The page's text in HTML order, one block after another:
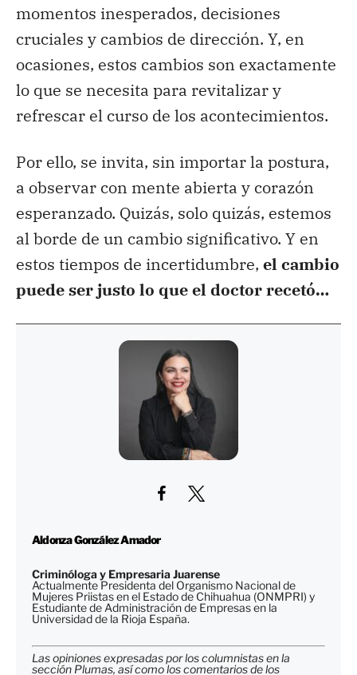
momentos inesperados, decisiones
cruciales y cambios de dirección. Y, en
ocasiones, estos cambios son exactamente
lo que se necesita para revitalizar y
refrescar el curso de los acontecimientos.
Por ello, se invita, sin importar la postura,
a observar con mente abierta y corazón
esperanzado. Quizás, solo quizás, estemos
al borde de un cambio significativo. Y en
estos tiempos de incertidumbre, el cambio
puede ser justo lo que el doctor recetó…
Aldonza González Amador
Criminóloga y Empresaria Juarense
Actualmente Presidenta del Organismo Nacional de
Mujeres Priistas en el Estado de Chihuahua (ONMPRI) y
Estudiante de Administración de Empresas en la
Universidad de la Rioja España.
Las opiniones expresadas por los columnistas en la
sección Plumas, así como los comentarios de los